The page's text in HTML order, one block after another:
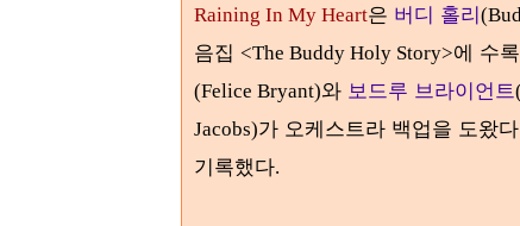
Raining In My Heart은 버디 홀리
음집 <The Buddy Holy Story>에 수
(Felice Bryant)와 보드루 브라이언트
Jacobs)가 오케스트라 백업을 도왔다
기록했다.